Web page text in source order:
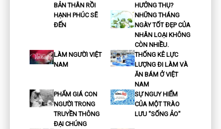
BẢN THÂN RỒI
HẠNH PHÚC SẼ
ĐẾN
HƯỞNG THỤ?
NHỮNG THÁNG
NGÀY TỐT ĐẸP CỦA
NHÂN LOẠI KHÔNG
CÒN NHIỀU.
LÀM NGƯỜI VIỆT
NAM
THỐNG KÊ LỰC
LƯỢNG ĐI LÀM VÀ
ĂN BÁM Ở VIỆT
NAM
PHẨM GIÁ CON
NGƯỜI TRONG
TRUYỀN THÔNG
ĐẠI CHÚNG
SỰ NGUY HIỂM
CỦA MỘT TRÀO
LƯU "SỐNG ẢO"